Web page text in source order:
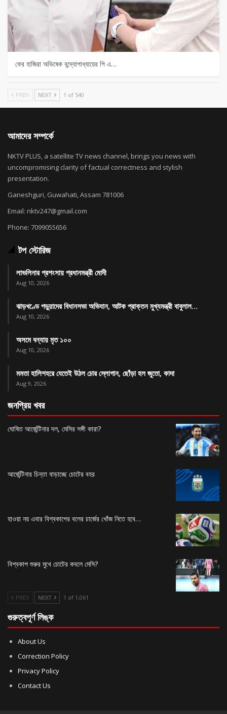
ফের হাজিরা অভিষেক বন্দ্যোপাধ্যায়ের পি এ…
PREV NEXT 1 of 540
আমাদের সম্পর্কে
NKTV PLUS, a satellite TV news channel, brings you news with
uncompromising clarity of factual correctness and stylish
presentation.
Ganeshguri, Guwahati, Assam 781006
Email: nktv247@gmail.com
Phone: 7099055656
টপ স্টোরিজ
লাভলিনার প্রশংসায় প্রধানমন্ত্রী মোদী
Aug 10, 2026
ঝাড়খণ্ডে পড়ুয়াদের বিধানসভা অভিযান, আটক প্রাক্তন মুখ্যমন্ত্রী বাবুলাল…
Aug 10, 2026
অসমে বন্যায় মৃত ১০০
Aug 10, 2026
মমতা হালিশহরে যেতেই উঠল চোর স্লোগান, ছোঁড়া হল জুতো, কাদা
Aug 9, 2026
জনপ্রিয় খবর
ঘোষিত আর্জেন্টিনার দল, মেসির সঙ্গী কারা?
আর্জেন্টিনার চিন্তা বাড়াচ্ছে চোটের বহর
হাওয়া নয় এবার বিশ্বকাপের বলের চার্জের খোঁজ নিতে হবে…
বিশ্বকাপ শুরুর মুখে চোটের কবলে মেসি?
PREV NEXT 1 of 1,061
গুরুত্বপূর্ণ লিঙ্ক
About Us
Correction Policy
Privacy Policy
Contact Us